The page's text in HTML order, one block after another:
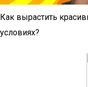
Как вырастить
условиях?